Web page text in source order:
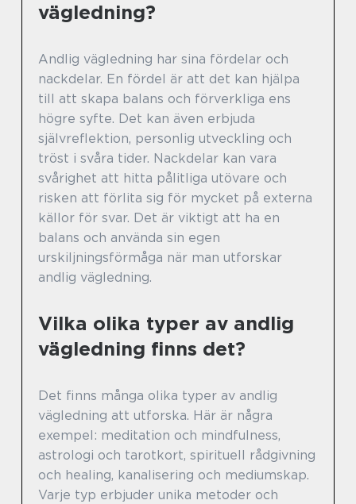
vägledning?
Andlig vägledning har sina fördelar och
nackdelar. En fördel är att det kan hjälpa
till att skapa balans och förverkliga ens
högre syfte. Det kan även erbjuda
självreflektion, personlig utveckling och
tröst i svåra tider. Nackdelar kan vara
svårighet att hitta pålitliga utövare och
risken att förlita sig för mycket på externa
källor för svar. Det är viktigt att ha en
balans och använda sin egen
urskiljningsförmåga när man utforskar
andlig vägledning.
Vilka olika typer av andlig
vägledning finns det?
Det finns många olika typer av andlig
vägledning att utforska. Här är några
exempel: meditation och mindfulness,
astrologi och tarotkort, spirituell rådgivning
och healing, kanalisering och mediumskap.
Varje typ erbjuder unika metoder och